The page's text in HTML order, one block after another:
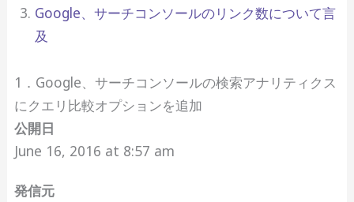
Google、サーチコンソールのリンク数について言
及
1．Google、サーチコンソールの検索アナリティクス
にクエリ比較オプションを追加
公開日
June 16, 2016 at 8:57 am
発信元